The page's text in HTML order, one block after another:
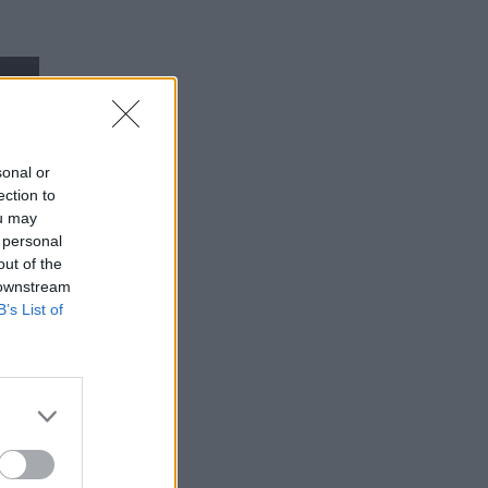
or
to
may
of the
List of